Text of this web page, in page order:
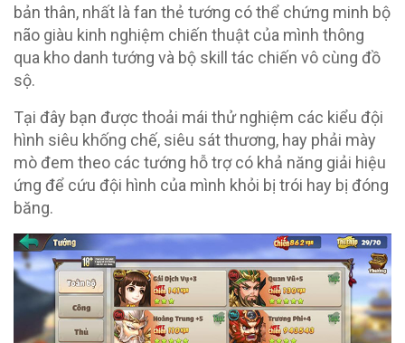
bản thân, nhất là fan thẻ tướng có thể chứng minh bộ
não giàu kinh nghiệm chiến thuật của mình thông
qua kho danh tướng và bộ skill tác chiến vô cùng đồ
sộ.
Tại đây bạn được thoải mái thử nghiệm các kiểu đội
hình siêu khống chế, siêu sát thương, hay phải mày
mò đem theo các tướng hỗ trợ có khả năng giải hiệu
ứng để cứu đội hình của mình khỏi bị trói hay bị đóng
băng.